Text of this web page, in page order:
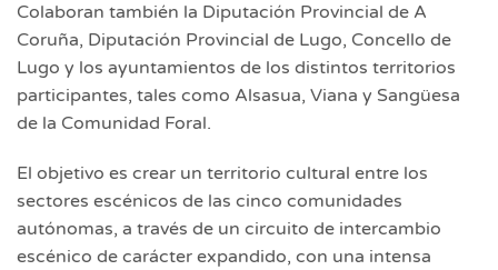
Colaboran también la Diputación Provincial de A
Coruña, Diputación Provincial de Lugo, Concello de
Lugo y los ayuntamientos de los distintos territorios
participantes, tales como Alsasua, Viana y Sangüesa
de la Comunidad Foral.
El objetivo es crear un territorio cultural entre los
sectores escénicos de las cinco comunidades
autónomas, a través de un circuito de intercambio
escénico de carácter expandido, con una intensa